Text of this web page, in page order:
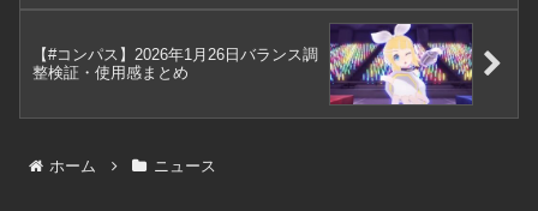
【#コンパス】2026年1月26日バランス調
整検証・使用感まとめ
ホーム ニュース